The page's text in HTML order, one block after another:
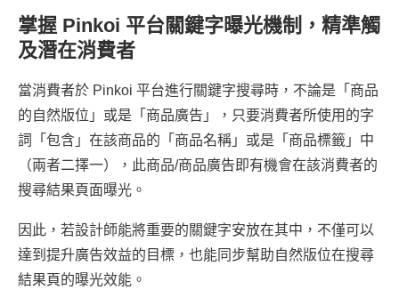
掌握 Pinkoi 平台關鍵字曝光機制，精準觸
及潛在消費者
當消費者於 Pinkoi 平台進行關鍵字搜尋時，不論是「商品
的自然版位」或是「商品廣告」，只要消費者所使用的字
詞「包含」在該商品的「商品名稱」或是「商品標籤」中
（兩者二擇一），此商品/商品廣告即有機會在該消費者的
搜尋結果頁面曝光。
因此，若設計師能將重要的關鍵字安放在其中，不僅可以
達到提升廣告效益的目標，也能同步幫助自然版位在搜尋
結果頁的曝光效能。